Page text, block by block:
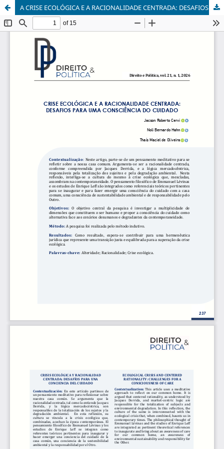
A CRISE ECOLÓGICA E A RACIONALIDADE CENTRADA: DESAFIOS PARA UMA CONSCIÊNCIA DO CUIDADO